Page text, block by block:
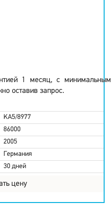
1 месяц, с минимальным
оставив запрос.
KA5/8977
86000
2005
Германия
30 дней
цену